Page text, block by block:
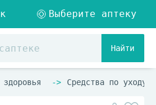
Найти
Средства по уходу